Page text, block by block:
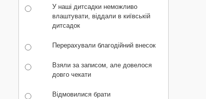
У наші дитсадки неможливо
влаштувати, віддали в київській
дитсадок
Перерахували благодійний внесок
Взяли за записом, але довелося
довго чекати
Відмовилися брати